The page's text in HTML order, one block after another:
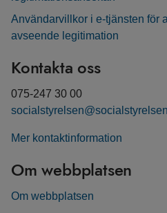
Användarvillkor i e-tjänsten för
avseende legitimation
Kontakta oss
075-247 30 00
Mer kontaktinformation
Om webbplatsen
Om webbplatsen